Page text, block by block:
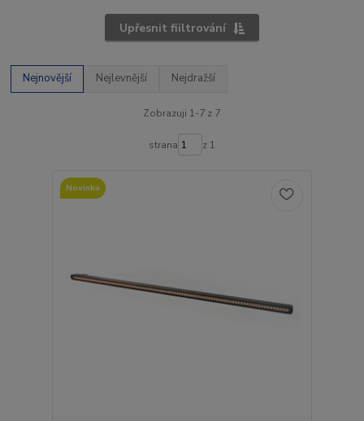
Upřesnit fiiltrování
Nejnovější Nejlevnější Nejdražší
Zobrazuji 1-7 z 7
strana z 1
Novinka